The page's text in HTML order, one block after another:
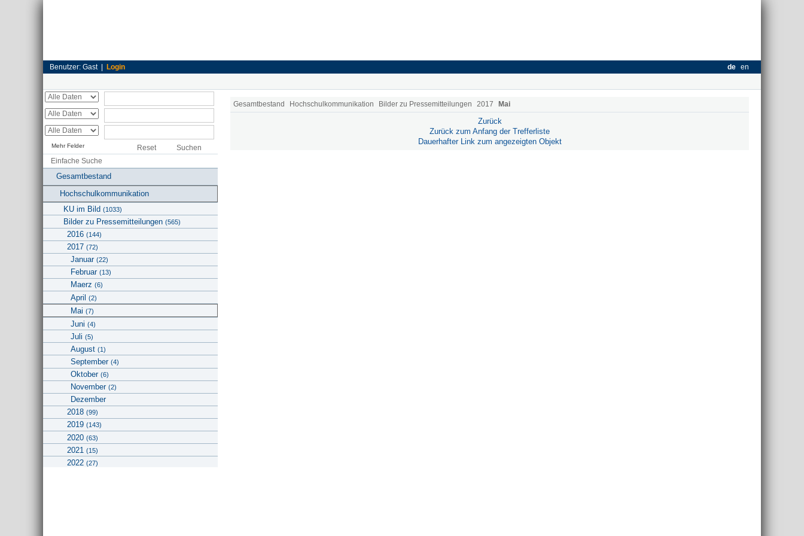
Benutzer: Gast | Login de en
Mehr Felder Reset
Suchen
Einfache Suche
Gesamtbestand
Hochschulkommunikation
KU im Bild (1033)
Bilder zu Pressemitteilungen (565)
2016 (144)
2017 (72)
Januar (22)
Februar (13)
Maerz (6)
April (2)
Mai (7)
Juni (4)
Juli (5)
August (1)
September (4)
Oktober (6)
November (2)
Dezember
2018 (99)
2019 (143)
2020 (63)
2021 (15)
2022 (27)
Gesamtbestand Hochschulkommunikation Bilder zu Pressemitteilungen 2017 Mai
Zurück
Zurück zum Anfang der Trefferliste
Dauerhafter Link zum angezeigten Objekt